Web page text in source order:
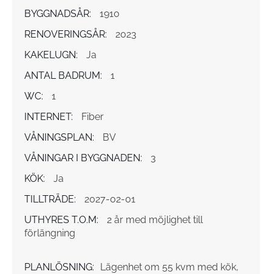
BYGGNADSÅR:
1910
RENOVERINGSÅR:
2023
KAKELUGN:
Ja
ANTAL BADRUM:
1
WC:
1
INTERNET:
Fiber
VÅNINGSPLAN:
BV
VÅNINGAR I BYGGNADEN:
3
KÖK:
Ja
TILLTRÄDE:
2027-02-01
UTHYRES T.O.M:
2 år med möjlighet till
förlängning
PLANLÖSNING:
Lägenhet om 55 kvm med kök,